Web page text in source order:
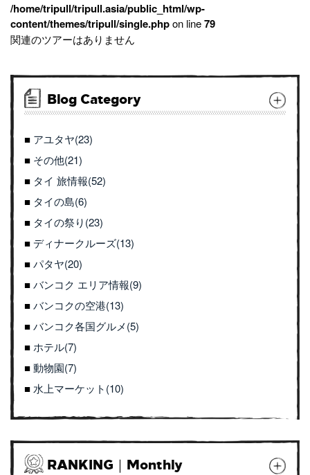
/home/tripull/tripull.asia/public_html/wp-
content/themes/tripull/single.phpon line79
関連のツアーはありません
Blog Category
アユタヤ(23)
その他(21)
タイ 旅情報(52)
タイの島(6)
タイの祭り(23)
ディナークルーズ(13)
パタヤ(20)
バンコク エリア情報(9)
バンコクの空港(13)
バンコク各国グルメ(5)
ホテル(7)
動物園(7)
水上マーケット(10)
RANKING｜Monthly